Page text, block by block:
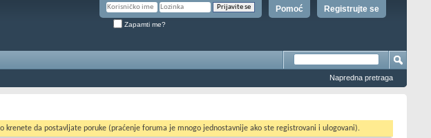
Registrujte se
Pomoć
Zapamti me?
Napredna pretraga
krenete da postavljate poruke (praćenje foruma je mnogo jednostavnije ako ste registrovani i ulogovani).